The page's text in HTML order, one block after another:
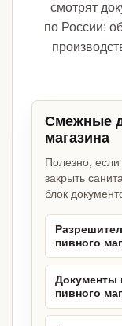
смотрят
по России:
Смежные
магазина
Полезно,
закрыть
блок
пивного
Документы
пивного